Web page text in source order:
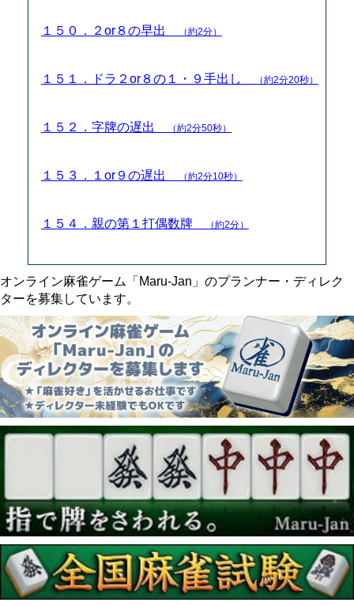
１５０．２or８の早出 （約2分）
１５１．ドラ２or８の１・９手出し （約2分20秒）
１５２．字牌の遅出 （約2分50秒）
１５３．１or９の遅出 （約2分10秒）
１５４．親の第１打偶数牌 （約2分）
オンライン麻雀ゲーム「Maru-Jan」のプランナー・ディレク
ターを募集しています。